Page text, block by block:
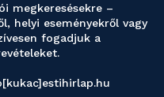
megkeresésekre –
helyi eseményekről vagy
fogadjuk a